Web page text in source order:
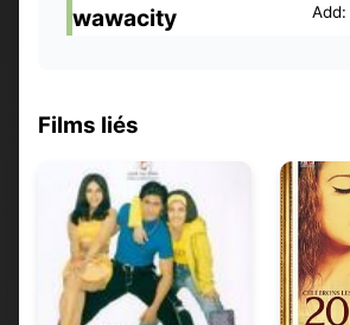
wawacity
Add:
Films liés